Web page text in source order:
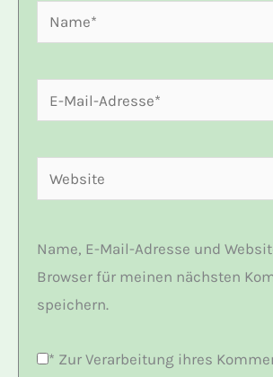
Name*
Mail-
Website
Name, E-Mail-Adresse und
Browser für meinen nächsten
speichern.
* Zur Verarbeitung ihres